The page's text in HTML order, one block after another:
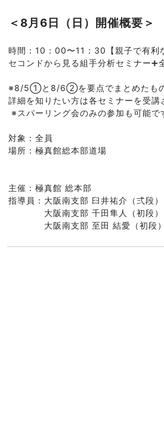
＜8月6日（日）開催概要＞
時間：10：00〜11：30【親子で有利
セコンドから見る組手分析セミナー
※8/5①と8/6②を要点でまとめたもの
詳細を知りたい方は各セミナーを受講
※スパーリング会のみの参加も可能で
対象：全員
場所：極真館総本部道場
主催：極真館 総本部
指導員：大阪南支部 臼井祐介（弍段）
大阪南支部 千田隼人（初段）
大阪南支部 至田 結愛（初段）